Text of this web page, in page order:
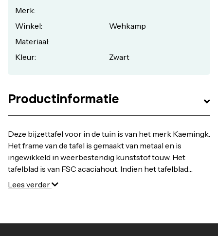
Merk:
Winkel:
Wehkamp
Materiaal:
Kleur:
Zwart
Productinformatie
Deze bijzettafel voor in de tuin is van het merk Kaemingk.
Het frame van de tafel is gemaakt van metaal en is
ingewikkeld in weerbestendig kunststof touw. Het
tafelblad is van FSC acaciahout. Indien het tafelblad
verwijderd wordt kan deze ook als plantenbak gebruikt
Lees verder